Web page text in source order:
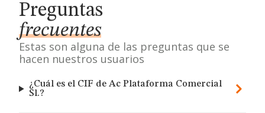
Preguntas
frecuentes
Estas son alguna de las preguntas que se
hacen nuestros usuarios
¿Cuál es el CIF de Ac Plataforma Comercial
Sl.?